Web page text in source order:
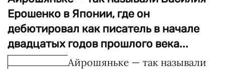
Ерошенко в Японии, где он
дебютировал как писатель в начале
двадцатых годов прошлого века...
Айрошяньке — так называли